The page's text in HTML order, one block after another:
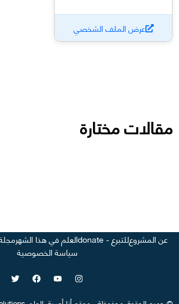
عرض الملف الشخصي
مقالات مختارة
عن المشروعللتبرع - donate العلم في هذا الشهر
سياسة الخصوصية